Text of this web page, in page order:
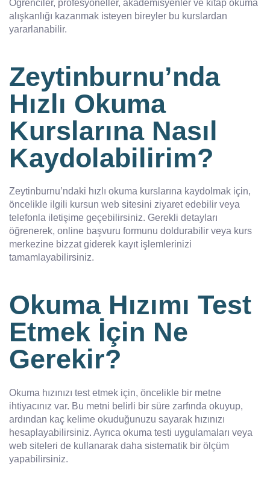
Öğrenciler, profesyoneller, akademisyenler ve kitap okuma
alışkanlığı kazanmak isteyen bireyler bu kurslardan
yararlanabilir.
Zeytinburnu’nda
Hızlı Okuma
Kurslarına Nasıl
Kaydolabilirim?
Zeytinburnu’ndaki hızlı okuma kurslarına kaydolmak için,
öncelikle ilgili kursun web sitesini ziyaret edebilir veya
telefonla iletişime geçebilirsiniz. Gerekli detayları
öğrenerek, online başvuru formunu doldurabilir veya kurs
merkezine bizzat giderek kayıt işlemlerinizi
tamamlayabilirsiniz.
Okuma Hızımı Test
Etmek İçin Ne
Gerekir?
Okuma hızınızı test etmek için, öncelikle bir metne
ihtiyacınız var. Bu metni belirli bir süre zarfında okuyup,
ardından kaç kelime okuduğunuzu sayarak hızınızı
hesaplayabilirsiniz. Ayrıca okuma testi uygulamaları veya
web siteleri de kullanarak daha sistematik bir ölçüm
yapabilirsiniz.